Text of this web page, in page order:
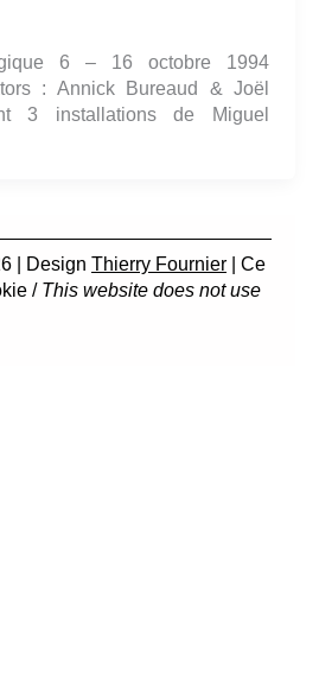
6 – 16 octobre 1994
: Annick Bureaud & Joël
3 installations de Miguel
| Design Thierry Fournier | Ce
/ This website does not use